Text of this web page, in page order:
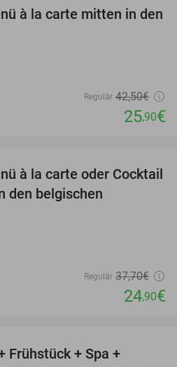
39%
à la carte mitten in den
Regulär 42,50€
25,90€
34%
à la carte oder Cocktail
den belgischen
Regulär 37,70€
24,90€
Frühstück + Spa +